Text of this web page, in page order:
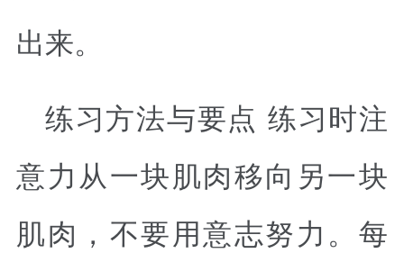
出来。
练习方法与要点 练习时注
意力从一块肌肉移向另一块
肌肉，不要用意志努力。每